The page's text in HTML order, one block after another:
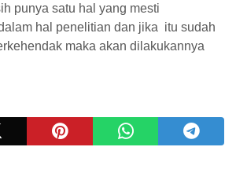
punya satu hal yang mesti
hal penelitian dan jika itu sudah
maka akan dilakukannya